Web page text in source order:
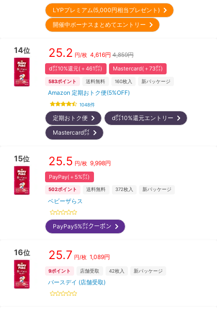
LYPプレミアム(5,000円相当プレゼント)
開催中ボーナスまとめてエントリー
14位 25.2 円/枚 4,616円 4,859円
d㌽10%還元(＋461㌽) Mastercard(＋73㌽)
583ポイント 送料無料 160枚入 新パッケージ
Amazon 定期おトク便(5%OFF)
1048件
定期おトク便
d㌽10%還元エントリー
Mastercard㌽
15位 25.5 円/枚 9,998円
PayPay(＋5%㌽)
502ポイント 送料無料 372枚入 新パッケージ
ベビーザらス
PayPay5%㌽クーポン
16位 25.7 円/枚 1,089円
9ポイント 店舗受取 42枚入 新パッケージ
バースデイ (店舗受取)